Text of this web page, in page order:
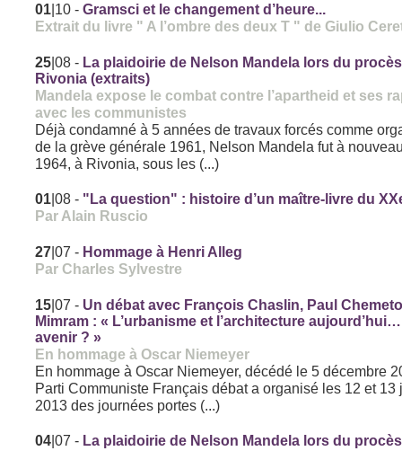
01 |10 -Gramsci et le changement d’heure...
Extrait du livre " A l’ombre des deux T " de Giulio
25 |08 - La plaidoirie de Nelson Mandela lors du
Rivonia (extraits)
Mandela expose le combat contre l’apartheid et ses
avec les communistes
Déjà condamné à 5 années de travaux forcés comme
de la grève générale 1961, Nelson Mandela fut à
1964, à Rivonia, sous les (...)
01 |08 - "La question" : histoire d’un maître-livre du
Par Alain Ruscio
27 |07 - Hommage à Henri Alleg
Par Charles Sylvestre
15 |07 - Un débat avec François Chaslin, Paul
Mimram : « L’urbanisme et l’architecture
avenir ? »
En hommage à Oscar Niemeyer
En hommage à Oscar Niemeyer, décédé le 5 décembre
Parti Communiste Français débat a organisé les 12 et 13
2013 des journées portes (...)
04 |07 - La plaidoirie de Nelson Mandela lors du